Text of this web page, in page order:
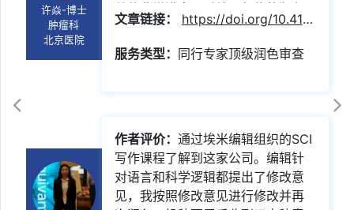
许焱-博士
肿瘤科
北京医院
总体非常满意。后续回复信的润色
也给了我很大帮助，使得文章很快
就被接受了。
文章链接： https://doi.org/10.4103/ijc.IJC_88_21
服务类型： 同行专家顶级润色审查
作者评价： 通过埃米编辑组织的SCI
写作课程了解到这家公司。编辑针
对语言和科学逻辑都提出了修改意
见，我按照修改意见进行修改并再